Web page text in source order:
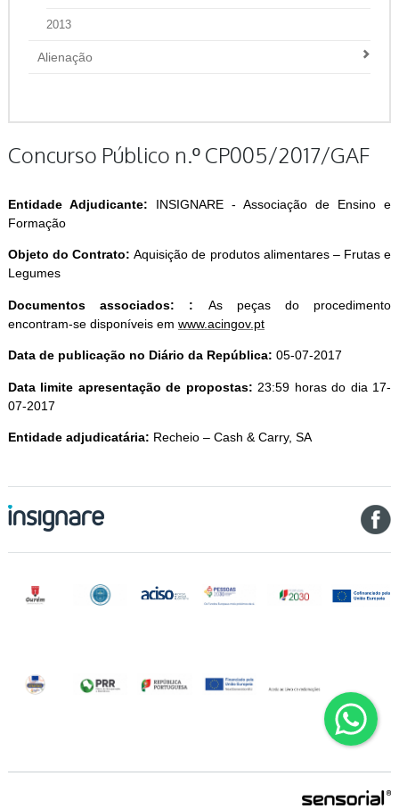
2013
Alienação
Concurso Público n.º CP005/2017/GAF
Entidade Adjudicante: INSIGNARE - Associação de Ensino e
Formação
Objeto do Contrato: Aquisição de produtos alimentares – Frutas e
Legumes
Documentos associados: : As peças do procedimento
encontram-se disponíveis em www.acingov.pt
Data de publicação no Diário da República: 05-07-2017
Data limite apresentação de propostas: 23:59 horas do dia 17-
07-2017
Entidade adjudicatária: Recheio – Cash & Carry, SA